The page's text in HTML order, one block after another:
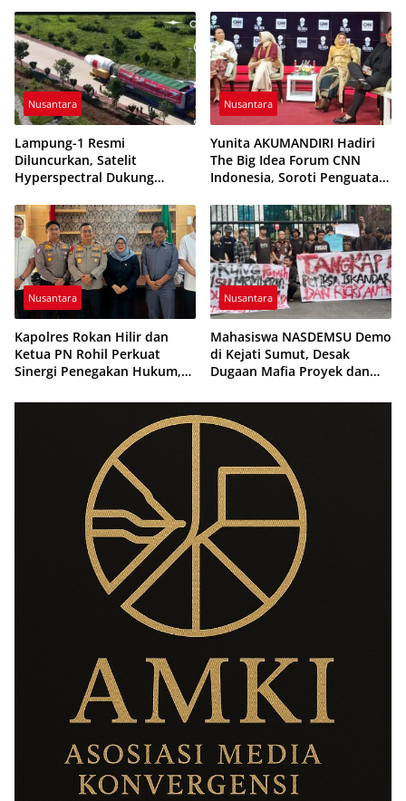
Muda
Ditangkap Saat Hendak
Kabur
Nusantara
Lampung-1 Resmi
Diluncurkan, Satelit
Hyperspectral Dukung
Tanpa Gunakan APBD
Nusantara
Yunita AKUMANDIRI Hadiri
The Big Idea Forum CNN
Indonesia, Soroti Penguatan
Ekonomi Nasional
Nusantara
Kapolres Rokan Hilir dan
Ketua PN Rohil Perkuat
Sinergi Penegakan Hukum,
Baru
Nusantara
Mahasiswa NASDEMSU Demo
di Kejati Sumut, Desak
Dugaan Mafia Proyek dan
Medan Diusut